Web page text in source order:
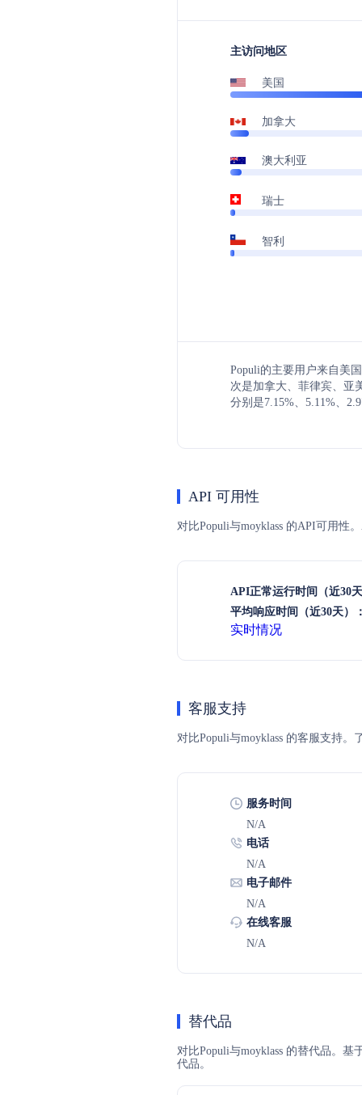
主访问地区
美国
加拿大
澳大利亚
瑞士
智利
Populi的主要用户来自美
次是加拿大、菲律宾、亚
分别是7.15%、5.11%、
API 可用性
对比Populi与moyklass 的API可用性
API正常运行时间（近30
平均响应时间（近30天）
实时情况
客服支持
对比Populi与moyklass 的客服支持
服务时间
N/A
电话
N/A
电子邮件
N/A
在线客服
N/A
替代品
对比Populi与moyklass 的替代品。
代品。